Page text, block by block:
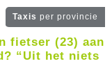
Taxis per provincie
fietser (23) aan
“Uit het niets